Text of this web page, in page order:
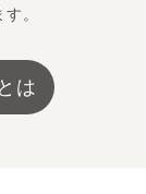
。
は